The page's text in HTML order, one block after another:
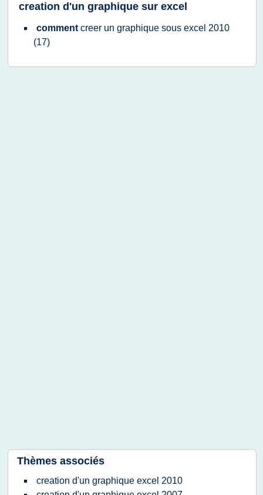
creation d'un graphique sur excel
comment creer un graphique sous excel 2010
(17)
Thèmes associés
creation d'un graphique excel 2010